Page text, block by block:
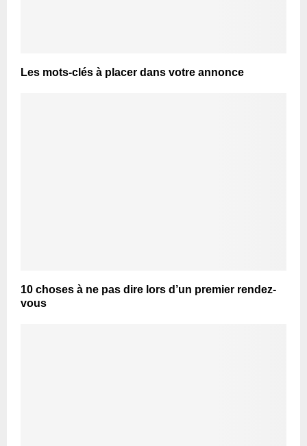
Les mots-clés à placer dans votre annonce
10 choses à ne pas dire lors d’un premier rendez-
vous